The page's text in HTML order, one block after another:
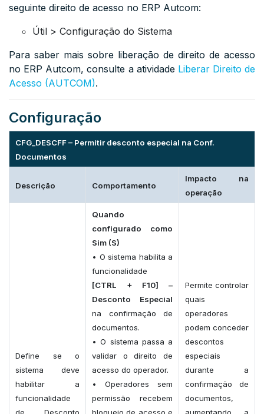
seguinte direito de acesso no ERP Autcom:
Útil > Configuração do Sistema
Para saber mais sobre liberação de direito de acesso
no ERP Autcom, consulte a atividade Liberar Direito de
Acesso (AUTCOM).
Configuração
CFG_DESCFF – Permitir desconto especial na Conf.
Documentos
Descrição Comportamento
Impacto na
operação
Define se o
sistema deve
habilitar a
funcionalidade
Quando
configurado como
Sim (S)
• O sistema habilita a
funcionalidade
[CTRL + F10] –
Desconto Especial
na confirmação de
documentos.
• O sistema passa a
validar o direito de
acesso do operador.
• Operadores sem
permissão recebem
Permite controlar
quais
operadores
podem conceder
descontos
especiais
durante a
confirmação de
documentos,